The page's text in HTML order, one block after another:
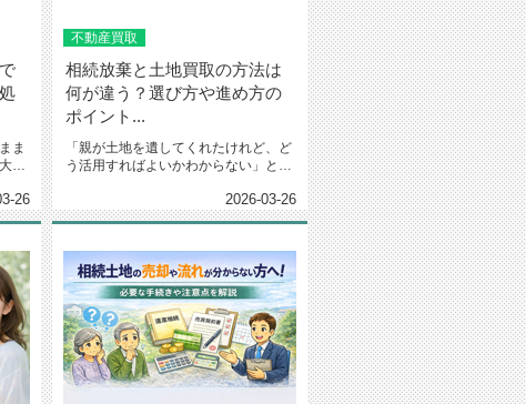
ま
丈
26
不動産買取
相続放棄と土地買取の方法は
何が違う？選び方や進め方の
ポイント...
「親が土地を遺してくれたけれど、ど
う活用すればよいかわからない」と悩
2026-03-26